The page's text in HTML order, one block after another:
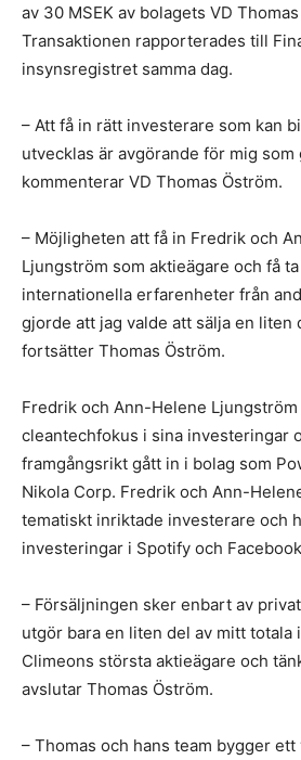
av 30 MSEK av bolagets VD
Transaktionen rapporterades till
insynsregistret samma dag.
– Att få in rätt investerare som kan
utvecklas är avgörande för mig
kommenterar VD Thomas Öström.
– Möjligheten att få in Fredrik och
Ljungström som aktieägare och få
internationella erfarenheter från
gjorde att jag valde att sälja en liten
fortsätter Thomas Öström.
Fredrik och Ann-Helene
cleantechfokus i sina investeringar
framgångsrikt gått in i bolag som
Nikola Corp. Fredrik och Ann-
tematiskt inriktade investerare och
investeringar i Spotify och
– Försäljningen sker enbart av
utgör bara en liten del av mitt totala
Climeons största aktieägare och
avslutar Thomas Öström.
– Thomas och hans team bygger